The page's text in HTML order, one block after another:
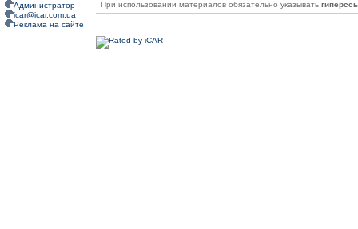
Администратор
icar@icar.com.ua
Реклама на сайте
При использовании материалов обязательно указывать